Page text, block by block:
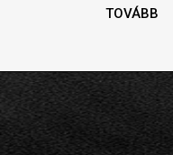
TOVÁBB